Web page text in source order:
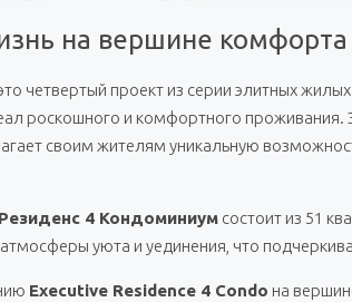
на вершине комфорта
четвертый проект из серии элитных
роскошного и комфортного
своим жителям уникальную
4 Кондоминиум состоит из 51
уюта и уединения, что
Executive Residence 4 Condo на